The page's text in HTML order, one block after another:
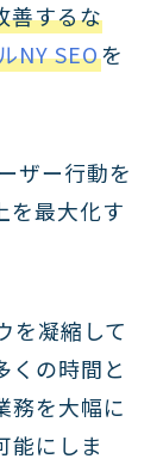
善するな
NY SEOを
ザー行動を
を最大化す
を凝縮して
くの時間と
務を大幅に
能にしま